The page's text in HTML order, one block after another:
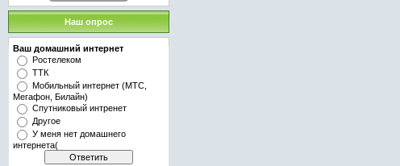
Наш опрос
Ваш домашний интернет
Ростелеком
ТТК
Мобильный интернет (МТС,
Мегафон, Билайн)
Спутниковый интренет
Другое
У меня нет домашнего
интернета(